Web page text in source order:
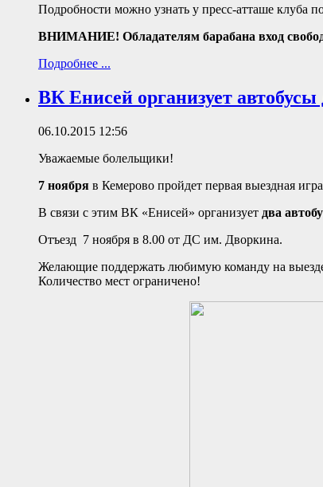
Подробности можно узнать у пресс-атташе клуба
ВНИМАНИЕ! Обладателям барабана вход
Подробнее ...
ВК Енисей организует
06.10.2015 12:56
Уважаемые болельщики!
7 ноября в Кемерово пройдет первая выездная
В связи с этим ВК «Енисей» организует два
Отъезд 7 ноября в 8.00 от ДС им. Дворкина.
Желающие поддержать любимую команду на
Количество мест ограничено!